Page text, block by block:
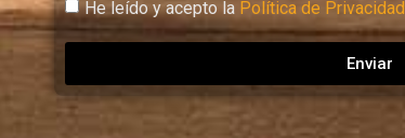
He leído y acepto la Política de Privacidad
Enviar